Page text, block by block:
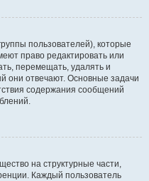
пользователей), которые
право редактировать или
перемещать, удалять и
они отвечают. Основные задачи
содержания сообщений
на структурные части,
Каждый пользователь